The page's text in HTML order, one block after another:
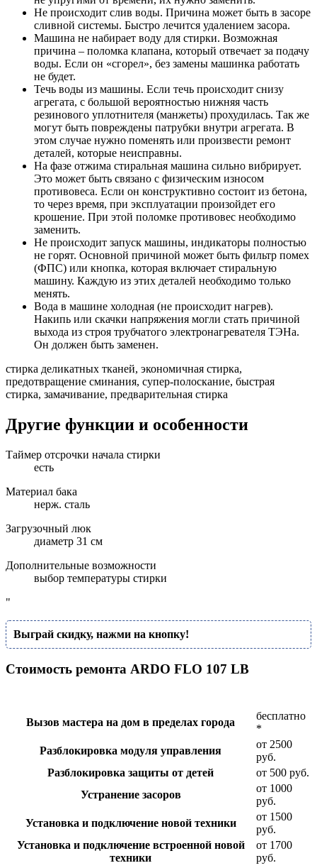
Не происходит слив воды. Причина может быть в засоре
сливной системы. Быстро лечится удалением засора.
Машина не набирает воду для стирки. Возможная
причина – поломка клапана, который отвечает за подачу
воды. Если он «сгорел», без замены машинка работать
не будет.
Течь воды из машины. Если течь происходит снизу
агрегата, с большой вероятностью нижняя часть
резинового уплотнителя (манжеты) прохудилась. Так же
могут быть повреждены патрубки внутри агрегата. В
этом случае нужно поменять или произвести ремонт
деталей, которые неисправны.
На фазе отжима стиральная машина сильно вибрирует.
Это может быть связано с физическим износом
противовеса. Если он конструктивно состоит из бетона,
то через время, при эксплуатации произойдет его
крошение. При этой поломке противовес необходимо
заменить.
Не происходит запуск машины, индикаторы полностью
не горят. Основной причиной может быть фильтр помех
(ФПС) или кнопка, которая включает стиральную
машину. Каждую из этих деталей необходимо только
менять.
Вода в машине холодная (не происходит нагрев).
Накипь или скачки напряжения могли стать причиной
выхода из строя трубчатого электронагревателя ТЭНа.
Он должен быть заменен.
стирка деликатных тканей, экономичная стирка,
предотвращение сминания, супер-полоскание, быстрая
стирка, замачивание, предварительная стирка
Другие функции и особенности
Таймер отсрочки начала стирки
есть
Материал бака
нерж. сталь
Загрузочный люк
диаметр 31 см
Дополнительные возможности
выбор температуры стирки
"
Выграй скидку, нажми на кнопку!
Стоимость ремонта ARDO FLO 107 LB
Вызов мастера на дом в пределах города
бесплатно
*
Разблокировка модуля управления
от 2500
руб.
Разблокировка защиты от детей
от 500 руб.
Устранение засоров
от 1000
руб.
Установка и подключение новой техники
от 1500
руб.
Установка и подключение встроенной новой
техники
от 1700
руб.